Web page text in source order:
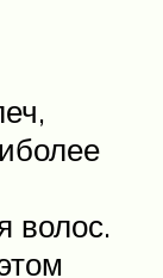
волос.